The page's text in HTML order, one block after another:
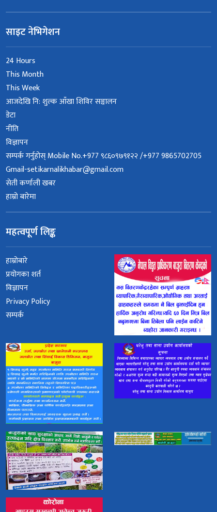
साइट नेभिगेशन
24 Hours
This Month
This Week
आजदेखि नि: शुल्क आँखा शिविर सञ्चालन
डेटा
नीति
विज्ञापन
सम्पर्क गर्नुहोस् Mobile No.+977 ९८६०९७९१२२ /+977 9865702705
Gmail-setikarnalikhabar@gmail.com
सेती कर्णाली खबर
हाम्रो बारेमा
महत्वपूर्ण लिङ्क
हाम्रोबारे
प्रयोगका शर्त
विज्ञापन
Privacy Policy
सम्पर्क